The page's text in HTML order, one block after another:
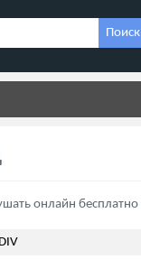
Поиск
онлайн бесплатно